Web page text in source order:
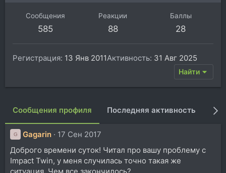
Сообщения
585
Реакции
88
Баллы
28
Регистрация 13 Янв 2011Активность 31 Авг 2025
Найти
Сообщения профиля Последняя активность
G Gagarin
17 Сен 2017
Доброго времени суток! Читал про вашу проблему с
Impact Twin, у меня случилась точно такая же